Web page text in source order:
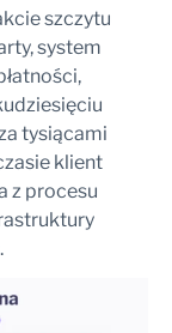
szczytu
system
tysiącami
klient
z procesu